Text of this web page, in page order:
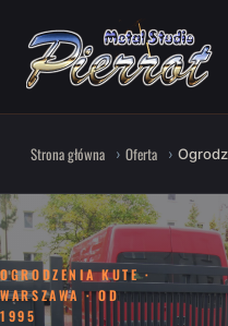
Strona główna Oferta
OGRODZENIA KUTE ·
WARSZAWA · OD
1995